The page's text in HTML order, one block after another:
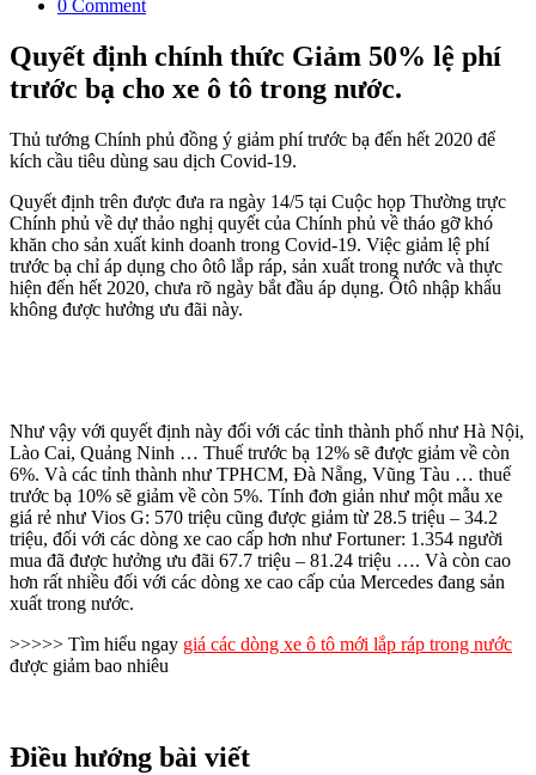
0 Comment
Quyết định chính thức Giảm 50% lệ phí
trước bạ cho xe ô tô trong nước.
Thủ tướng Chính phủ đồng ý giảm phí trước bạ đến hết 2020 để
kích cầu tiêu dùng sau dịch Covid-19.
Quyết định trên được đưa ra ngày 14/5 tại Cuộc họp Thường trực
Chính phủ về dự thảo nghị quyết của Chính phủ về tháo gỡ khó
khăn cho sản xuất kinh doanh trong Covid-19. Việc giảm lệ phí
trước bạ chỉ áp dụng cho ôtô lắp ráp, sản xuất trong nước và thực
hiện đến hết 2020, chưa rõ ngày bắt đầu áp dụng. Ôtô nhập khẩu
không được hưởng ưu đãi này.
Như vậy với quyết định này đối với các tỉnh thành phố như Hà Nội,
Lào Cai, Quảng Ninh … Thuế trước bạ 12% sẽ được giảm về còn
6%. Và các tỉnh thành như TPHCM, Đà Nẵng, Vũng Tàu … thuế
trước bạ 10% sẽ giảm về còn 5%. Tính đơn giản như một mẫu xe
giá rẻ như Vios G: 570 triệu cũng được giảm từ 28.5 triệu – 34.2
triệu, đối với các dòng xe cao cấp hơn như Fortuner: 1.354 người
mua đã được hưởng ưu đãi 67.7 triệu – 81.24 triệu …. Và còn cao
hơn rất nhiều đối với các dòng xe cao cấp của Mercedes đang sản
xuất trong nước.
>>>>> Tìm hiểu ngay giá các dòng xe ô tô mới lắp ráp trong nước
được giảm bao nhiêu
Điều hướng bài viết